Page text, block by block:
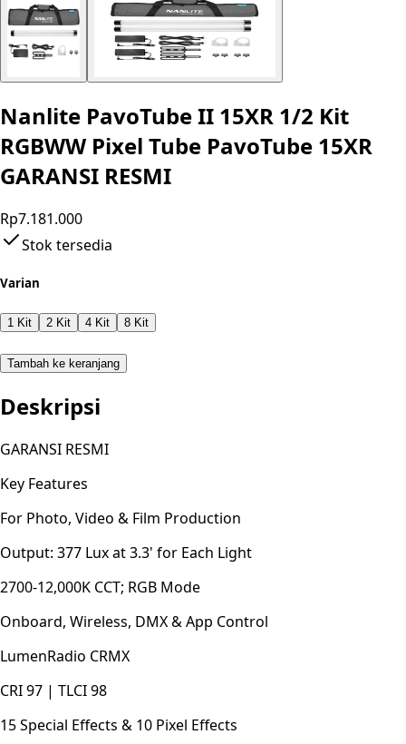
Nanlite PavoTube II 15XR 1/2 Kit
RGBWW Pixel Tube PavoTube 15XR
GARANSI RESMI
Rp7.181.000
Stok tersedia
Varian
1 Kit 2 Kit 4 Kit 8 Kit
Tambah ke keranjang
Deskripsi
GARANSI RESMI
Key Features
For Photo, Video & Film Production
Output: 377 Lux at 3.3' for Each Light
2700-12,000K CCT; RGB Mode
Onboard, Wireless, DMX & App Control
LumenRadio CRMX
CRI 97 | TLCI 98
15 Special Effects & 10 Pixel Effects